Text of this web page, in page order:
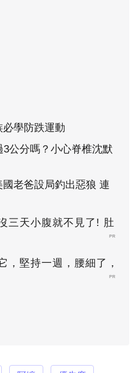
學防跌運動
公分嗎？小心脊椎沈默
老爸設局釣出惡狼 連
三天小腹就不見了! 肚
PR
，堅持一週，腰細了，
PR